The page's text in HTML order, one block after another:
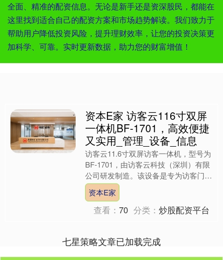
全面、精准的配资信息。无论是新手还是资深股民，都能在
这里找到适合自己的配资方案和市场趋势解读。我们致力于
帮助用户降低投资风险，提升理财效率，让您的投资决策更
加科学、可靠。实时更新数据，助力您的财富增值！
资本E家 访客云116寸双屏
一体机BF-1701，高效便捷
又实用_管理_设备_信息
访客云11.6寸双屏访客一体机，型号为
BF-1701，由访客云科技（深圳）有限
公司研发制造。该设备是专为访客门禁
管理设计的。在企业或机构的接待流程
中，它发挥着极....
资本E家
查看：70 分类：炒股配资平台
七星策略文章已加载完成